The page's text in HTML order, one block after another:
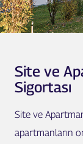
Site ve
Sigortası
Site ve
apartmanların